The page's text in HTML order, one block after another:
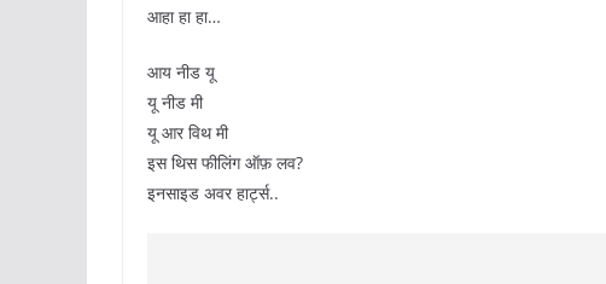
आहा हा हा…
आय नीड यू
यू नीड मी
यू आर विथ मी
इस थिस फीलिंग ऑफ़ लव?
इनसाइड अवर हार्ट्स..